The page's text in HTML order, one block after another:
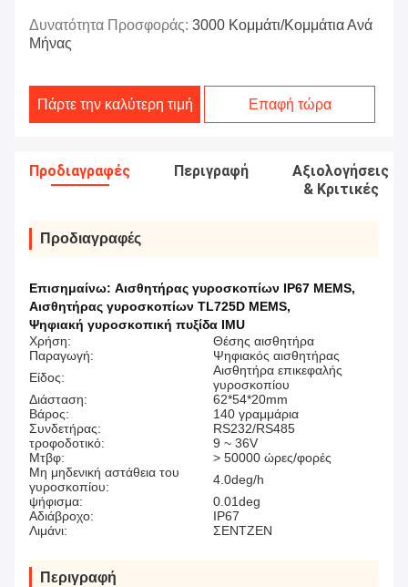
Δυνατότητα Προσφοράς: 3000 Κομμάτι/κομμάτια Ανά
Μήνας
Πάρτε την καλύτερη τιμή Επαφή τώρα
Προδιαγραφές Περιγραφή
Αξιολογήσεις
& Κριτικές
Προδιαγραφές
Επισημαίνω: Αισθητήρας γυροσκοπίων IP67 MEMS,
Αισθητήρας γυροσκοπίων TL725D MEMS,
Ψηφιακή γυροσκοπική πυξίδα IMU
Χρήση:
Θέσης αισθητήρα
Παραγωγή:
Ψηφιακός αισθητήρας
Είδος:
Αισθητήρα επικεφαλής
γυροσκοπίου
Διάσταση:
62*54*20mm
Βάρος:
140 γραμμάρια
Συνδετήρας:
RS232/RS485
τροφοδοτικό:
9 ~ 36V
Μτβφ:
> 50000 ώρες/φορές
Μη μηδενική αστάθεια του
γυροσκοπίου:
4.0deg/h
ψήφισμα:
0.01deg
Αδιάβροχο:
IP67
Λιμάνι:
ΣΕΝΤΖΕΝ
Περιγραφή